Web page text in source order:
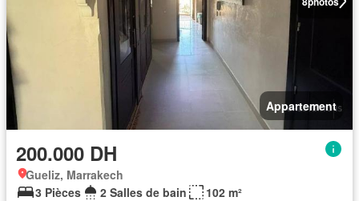
Appartement
200.000 DH
Gueliz, Marrakech
3 Pièces
2 Salles de bain 102 m²